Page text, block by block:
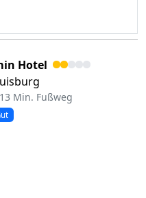
Hotel
13 Min. Fußweg